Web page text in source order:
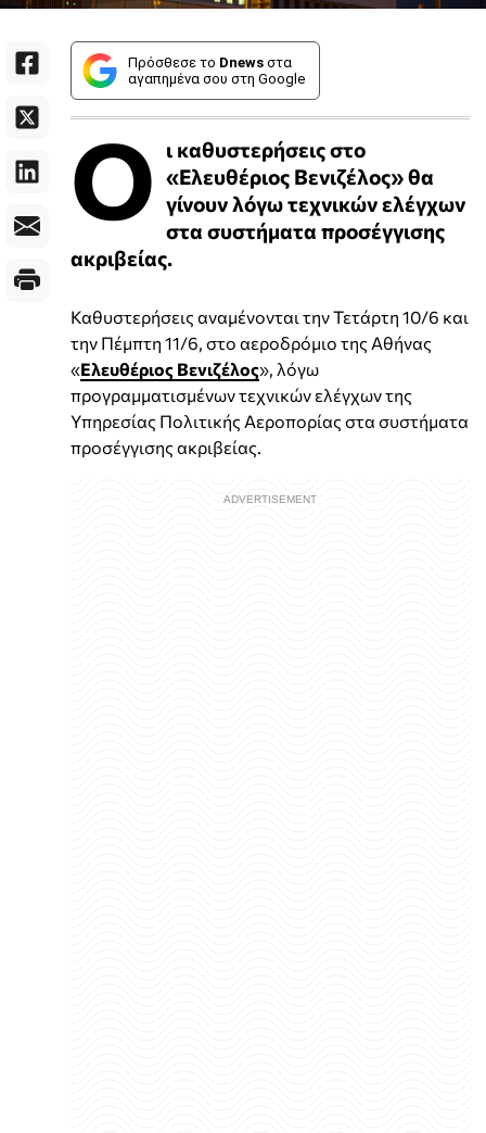
Πρόσθεσε το Dnews στα
αγαπημένα σου στη Google
Ο ι καθυστερήσεις στο
«Ελευθέριος Βενιζέλος» θα
γίνουν λόγω τεχνικών ελέγχων
στα συστήματα προσέγγισης
ακριβείας.
Καθυστερήσεις αναμένονται την Τετάρτη 10/6 και
την Πέμπτη 11/6, στο αεροδρόμιο της Αθήνας
«Ελευθέριος Βενιζέλος», λόγω
προγραμματισμένων τεχνικών ελέγχων της
Υπηρεσίας Πολιτικής Αεροπορίας στα συστήματα
προσέγγισης ακριβείας.